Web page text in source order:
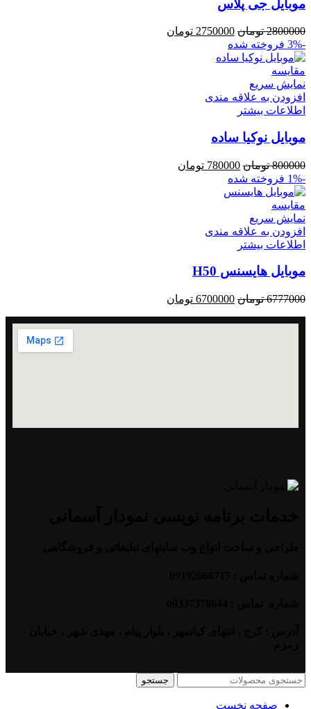
موبایل جی پلاس
2800000 تومان 2750000 تومان
-3%
فروخته شده
مقايسه
نمایش سریع
افزودن به علاقه مندی
اطلاعات بیشتر
موبایل نوکیا ساده
800000 تومان 780000 تومان
-1%
فروخته شده
مقايسه
نمایش سریع
افزودن به علاقه مندی
اطلاعات بیشتر
موبایل هایسنس H50
6777000 تومان 6700000 تومان
جستجو
صفحه نخست